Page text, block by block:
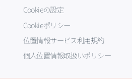
Cookieの設定
Cookieポリシー
位置情報サービス利用規約
個人位置情報取扱いポリシー